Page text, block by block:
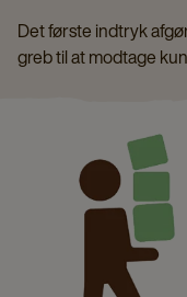
Det første indtryk
greb til at modtage